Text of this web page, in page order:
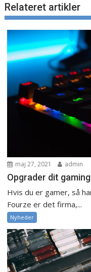
Relateret artikler
maj 27, 2021 admin
Opgrader dit
Hvis du er gamer, så
Fourze er det firma,...
Nyheder